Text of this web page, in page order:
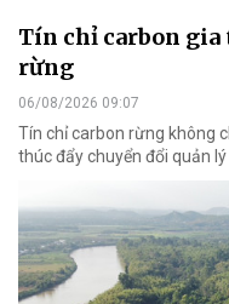
Tín chỉ carbon
rừng
06/08/2026 09:07
Tín chỉ carbon rừng không
thúc đẩy chuyển đổi quản